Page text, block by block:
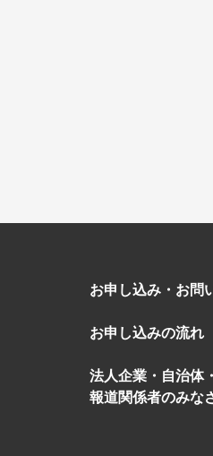
お申し込み・お問
お申し込みの流れ
法人企業・自治体
報道関係者のみな